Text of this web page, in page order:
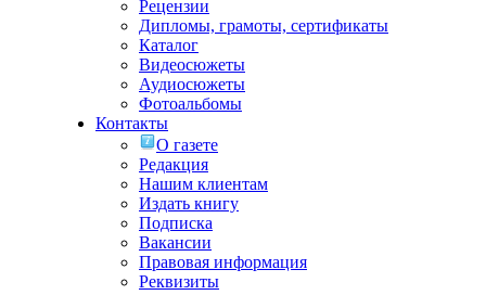
Рецензии
Дипломы, грамоты, сертификаты
Каталог
Видеосюжеты
Аудиосюжеты
Фотоальбомы
Контакты
О газете
Редакция
Нашим клиентам
Издать книгу
Подписка
Вакансии
Правовая информация
Реквизиты